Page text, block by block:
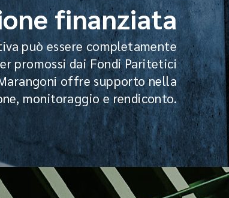
finanziata
può essere completamente
promossi dai Fondi Paritetici
offre supporto nella
monitoraggio e rendiconto.